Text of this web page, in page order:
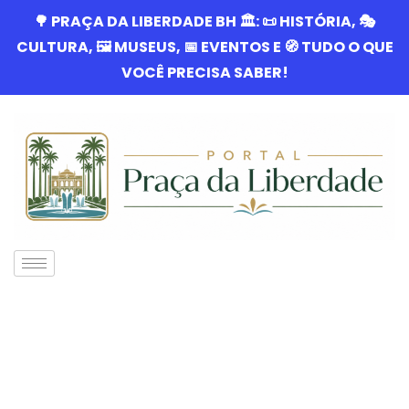
🌳 PRAÇA DA LIBERDADE BH 🏛️: 📜 HISTÓRIA, 🎭
CULTURA, 🖼️ MUSEUS, 📅 EVENTOS E 🧭 TUDO O QUE
VOCÊ PRECISA SABER!